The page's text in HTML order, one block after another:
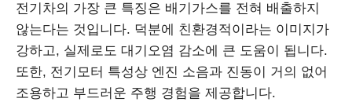
전기차의 가장 큰 특징은 배기가스를 전혀 배출하지
않는다는 것입니다. 덕분에 친환경적이라는 이미지가
강하고, 실제로도 대기오염 감소에 큰 도움이 됩니다.
또한, 전기모터 특성상 엔진 소음과 진동이 거의 없어
조용하고 부드러운 주행 경험을 제공합니다.